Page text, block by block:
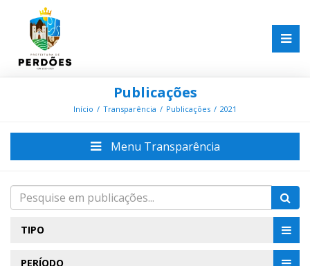
Publicações
Início Transparência Publicações 2021
Menu Transparência
TIPO
PERÍODO